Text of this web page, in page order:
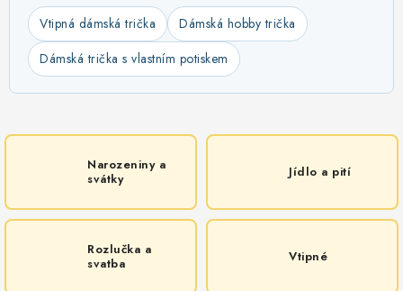
Kontakty
Vtipná dámská trička
Dámská hobby trička
Dámská trička s vlastním potiskem
Narozeniny a
svátky
Jídlo a pití
Rozlučka a
svatba
Vtipné